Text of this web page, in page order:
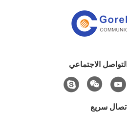
الاجتماعي
اتصال سريع